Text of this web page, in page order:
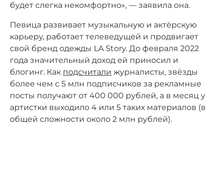
будет слегка некомфортно», — заявила она.
Певица развивает музыкальную и актёрскую
карьеру, работает телеведущей и продвигает
свой бренд одежды LA Story. До февраля 2022
года значительный доход ей приносил и
блогинг. Как подсчитали журналисты, звёзды
более чем с 5 млн подписчиков за рекламные
посты получают от 400 000 рублей, а в месяц у
артистки выходило 4 или 5 таких материалов (в
общей сложности около 2 млн рублей).